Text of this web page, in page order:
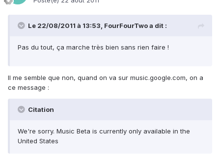
Le 22/08/2011 à 13:53, FourFourTwo a dit :
Pas du tout, ça marche très bien sans rien faire !
Il me semble que non, quand on va sur music.google.com, on a
ce message :
Citation
We're sorry. Music Beta is currently only available in the
United States